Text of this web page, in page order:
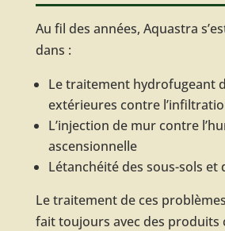
Au fil des années, Aquastra
dans :
Le traitement hydrofugeant
extérieures contre
L’injection de mur contre
ascensionnelle
Létanchéité des sous-sols et
Le traitement de ces
fait toujours avec des produits